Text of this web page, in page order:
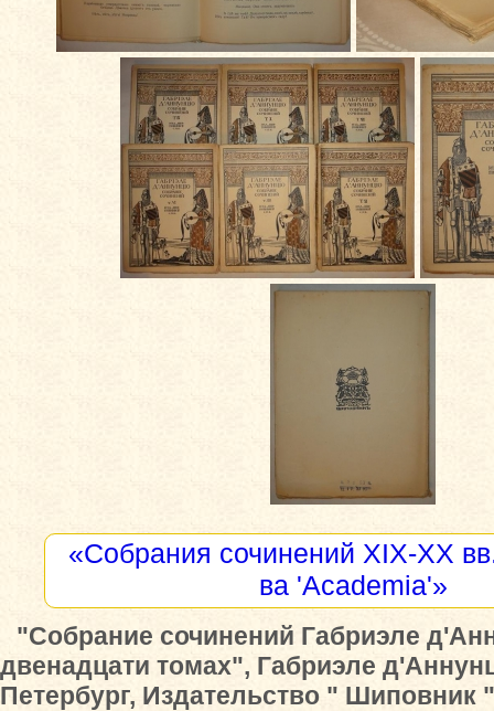
«Собрания сочинений XIX-XX
ва 'Academia'»
"Собрание сочинений Габриэле
двенадцати томах", Габриэле
Петербург, Издательство " Шиповник